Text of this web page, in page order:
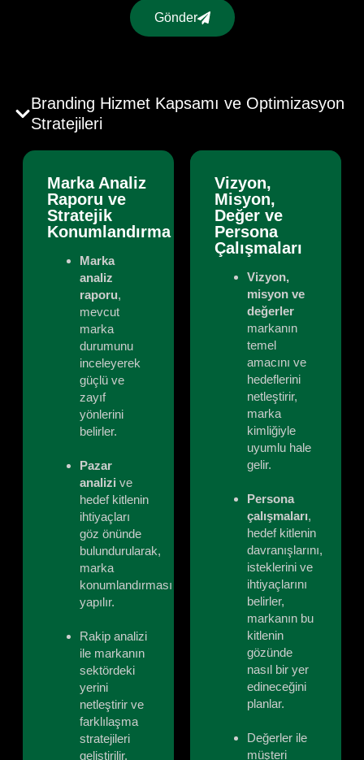
Gönder
Branding Hizmet Kapsamı ve Optimizasyon
Stratejileri
Marka Analiz
Raporu ve
Stratejik
Konumlandırma
Marka
analiz
raporu,
mevcut
marka
durumunu
inceleyerek
güçlü ve
zayıf
yönlerini
belirler.
Pazar
analizi ve
hedef kitlenin
ihtiyaçları
göz önünde
bulundurularak,
marka
konumlandırması
yapılır.
Rakip analizi
ile markanın
sektördeki
yerini
netleştirir ve
farklılaşma
stratejileri
geliştirilir.
Vizyon,
Misyon,
Değer ve
Persona
Çalışmaları
Vizyon,
misyon ve
değerler
markanın
temel
amacını ve
hedeflerini
netleştirir,
marka
kimliğiyle
uyumlu hale
gelir.
Persona
çalışmaları,
hedef kitlenin
davranışlarını,
isteklerini ve
ihtiyaçlarını
belirler,
markanın bu
kitlenin
gözünde
nasıl bir yer
edineceğini
planlar.
Değerler ile
müşteri